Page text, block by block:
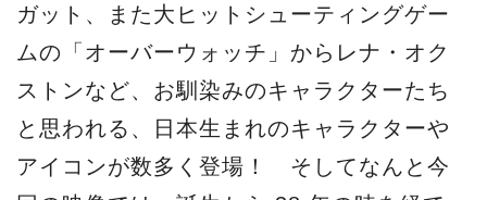
ガット、また大ヒットシューティングゲー
ムの「オーバーウォッチ」からレナ・オク
ストンなど、お馴染みのキャラクターたち
と思われる、日本生まれのキャラクターや
アイコンが数多く登場！ そしてなんと今